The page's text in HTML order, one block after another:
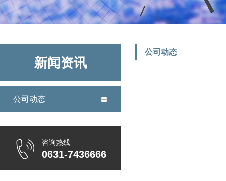
新闻资讯
公司动态
咨询热线
0631-7436666
公司动态